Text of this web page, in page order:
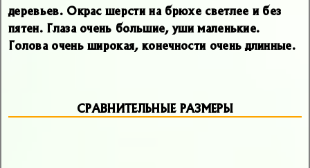
деревьев. Окрас шерсти на брюхе светлее и без
пятен. Глаза очень большие, уши маленькие.
Голова очень широкая, конечности очень длинные.
СРАВНИТЕЛЬНЫЕ РАЗМЕРЫ